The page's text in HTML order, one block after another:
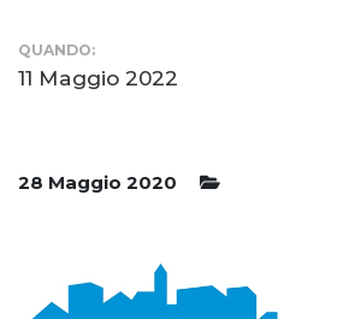
QUANDO:
11 Maggio 2022
28 Maggio 2020